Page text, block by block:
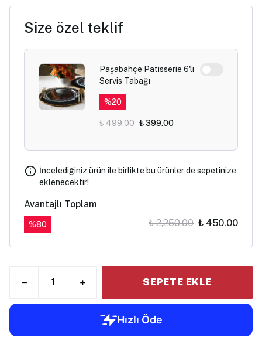
Size özel teklif
Paşabahçe Patisserie 6'lı
Servis Tabağı
%20
₺ 499.00 ₺ 399.00
İncelediğiniz ürün ile birlikte bu ürünler de sepetinize
eklenecektir!
Avantajlı Toplam
%80 ₺ 2,250.00 ₺ 450.00
SEPETE EKLE